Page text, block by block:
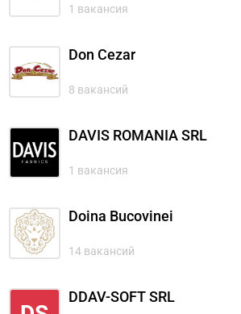
1 вакансия
Don Cezar
8 вакансий
DAVIS ROMANIA SRL
1 вакансия
Doina Bucovinei
14 вакансий
DDAV-SOFT SRL